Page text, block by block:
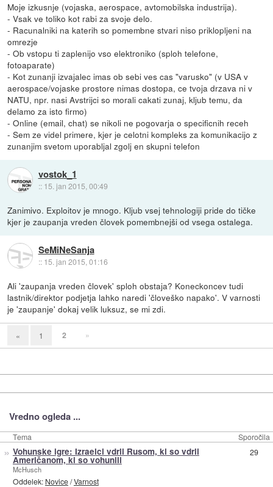
Moje izkusnje (vojaska, aerospace, avtomobilska industrija).
- Vsak ve toliko kot rabi za svoje delo.
- Racunalniki na katerih so pomembne stvari niso priklopljeni na
omrezje
- Ob vstopu ti zaplenijo vso elektroniko (sploh telefone,
fotoaparate)
- Kot zunanji izvajalec imas ob sebi ves cas "varusko" (v USA v
aerospace/vojaske prostore nimas dostopa, ce tvoja drzava ni v
NATU, npr. nasi Avstrijci so morali cakati zunaj, kljub temu, da
delamo za isto firmo)
- Online (email, chat) se nikoli ne pogovarja o specificnih receh
- Sem ze videl primere, kjer je celotni kompleks za komunikacijo z
zunanjim svetom uporabljal zgolj en skupni telefon
vostok_1
:: 15. jan 2015, 00:49
Zanimivo. Exploitov je mnogo. Kljub vsej tehnologiji pride do tičke
kjer je zaupanja vreden človek pomembnejši od vsega ostalega.
SeMiNeSanja
:: 15. jan 2015, 01:16
Ali 'zaupanja vreden človek' sploh obstaja? Koneckoncev tudi
lastnik/direktor podjetja lahko naredi 'človeško napako'. V varnosti
je 'zaupanje' dokaj velik luksuz, se mi zdi.
« 1 2 »
Vredno ogleda ...
Tema Sporočila
» Vohunske igre: Izraelci vdrli Rusom, ki so vdrli
Američanom, ki so vohunili
McHusch
Oddelek: Novice/Varnost
29